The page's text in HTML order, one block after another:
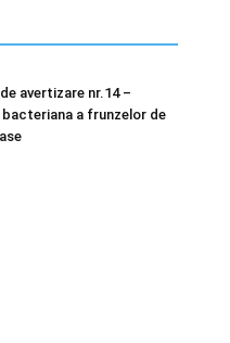
avertizare nr.14 –
bacteriana a frunzelor de